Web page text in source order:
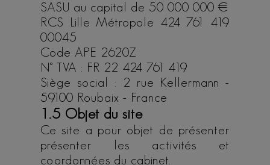
SASU au capital de 50 000 000 €
RCS Lille Métropole 424 761 419
00045
Code APE 2620Z
N° TVA : FR 22 424 761 419
Siège social : 2 rue Kellermann -
59100 Roubaix - France
1.5 Objet du site
Ce site a pour objet de présenter
présenter les activités et
coordonnées du cabinet.